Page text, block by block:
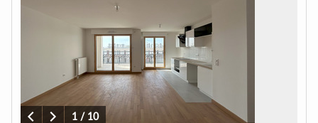
1 / 10